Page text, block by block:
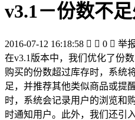
v3.1－份数不
2016-07-12 16:18:58   0  举
在v3.1版本中，我们优化了份
购买的份数超过库存时，系统
足，并推荐其他类似商品或提
时，系统会记录用户的浏览和
时通知用户。此外，我们还引